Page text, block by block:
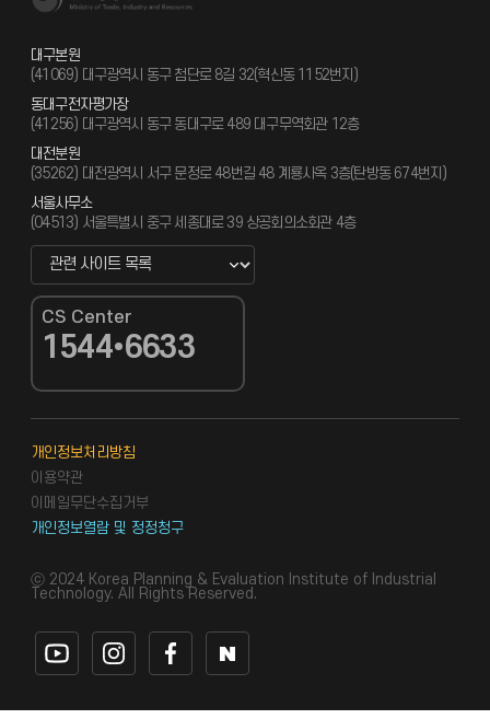
대구본원
(41069) 대구광역시 동구 첨단로 8길 32(혁신동 1152번지)
동대구전자평가장
(41256) 대구광역시 동구 동대구로 489 대구무역회관 12층
대전분원
(35262) 대전광역시 서구 문정로 48번길 48 계룡사옥 3층(탄방동 674번지)
서울사무소
(04513) 서울특별시 중구 세종대로 39 상공회의소회관 4층
관련 사이트 바로가기 새창열림
유튜브 바로가기인스타그램 바로가기
페이스북 바로가기네이버블로그 바로가기
CS Center
1544•6633
ⓒ 2024 Korea Planning & Evaluation Institute of Industrial
Technology. All Rights Reserved.
개인정보처리방침
이용약관
이메일무단수집거부
개인정보열람 및 정정청구